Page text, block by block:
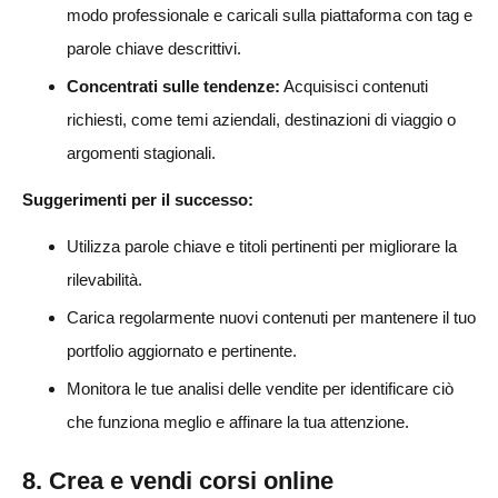
modo professionale e caricali sulla piattaforma con tag e
parole chiave descrittivi.
Concentrati sulle tendenze: Acquisisci contenuti
richiesti, come temi aziendali, destinazioni di viaggio o
argomenti stagionali.
Suggerimenti per il successo:
Utilizza parole chiave e titoli pertinenti per migliorare la
rilevabilità.
Carica regolarmente nuovi contenuti per mantenere il tuo
portfolio aggiornato e pertinente.
Monitora le tue analisi delle vendite per identificare ciò
che funziona meglio e affinare la tua attenzione.
8. Crea e vendi corsi online